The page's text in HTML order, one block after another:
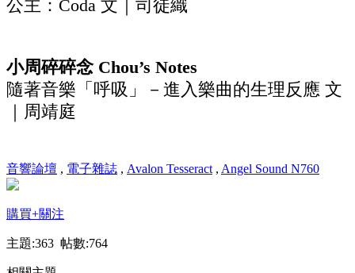
公主：Coda 文｜司徒織
小周碎碎念 Chou’s Notes
隨著音樂「呼吸」－進入樂曲的生理反應 文
｜周靖庭
音響論壇 , 電子雜誌 , Avalon Tesseract , Angel Sound N760
購買+關注
主題:363 帖數:764